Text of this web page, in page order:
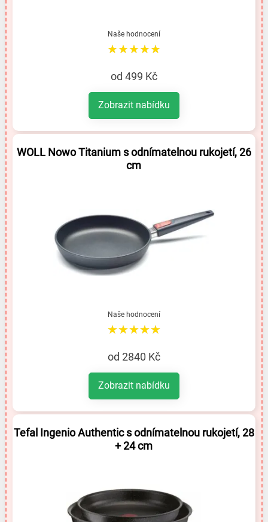
Naše hodnocení
★★★★★
od 499 Kč
Zobrazit nabídku
WOLL Nowo Titanium s odnímatelnou rukojetí, 26
cm
Naše hodnocení
★★★★★
od 2840 Kč
Zobrazit nabídku
Tefal Ingenio Authentic s odnímatelnou rukojetí, 28
+ 24 cm